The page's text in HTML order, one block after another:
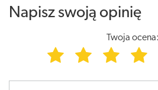
Napisz swoją opinię
Twoja ocena: